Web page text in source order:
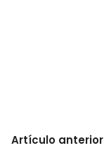
Artículo anterior